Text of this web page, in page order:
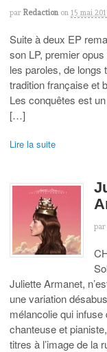
par Redaction on 15 mai
Suite à deux EP
son LP, premier
les paroles, de longs
tradition française et
Les conquêtes est
[…]
Lire la suite
par
Juliette Armanet,
une variation
mélancolie qui infuse
chanteuse et
titres à l’image de la